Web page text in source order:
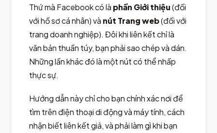
Thứ mà Facebook có là phần Giới thiệu(đối
với hồ sơ cá nhân) và nút Trang web(đối với
trang doanh nghiệp). Đôi khi liên kết chỉ là
văn bản thuần túy, bạn phải sao chép và dán.
Những lần khác đó là một nút có thể nhấp
thực sự.
Hướng dẫn này chỉ cho bạn chính xác nơi để
tìm trên điện thoại di động và máy tính, cách
nhận biết liên kết giả, và phải làm gì khi bạn